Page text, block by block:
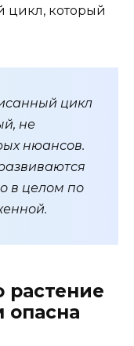
цикл, который
цикл
не
нюансов.
в целом по
растение
опасна